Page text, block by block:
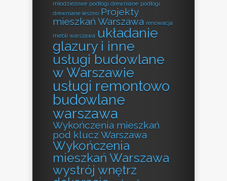
młodzieżowe podłogi drewniane podłogi
drewniane leszno Projekty
mieszkań Warszawa renowacja
mebli warszawa układanie
glazury i inne
usługi budowlane
w Warszawie
usługi remontowo
budowlane
warszawa
Wykończenia mieszkań
pod klucz Warszawa
Wykończenia
mieszkań Warszawa
wystrój wnętrz